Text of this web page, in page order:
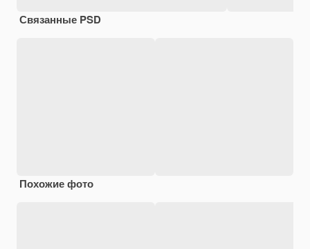
Связанные PSD
Похожие фото